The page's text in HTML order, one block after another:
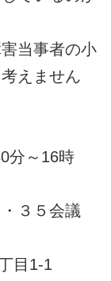
当事者の小
えません
分～16時
３５会議
目1-1